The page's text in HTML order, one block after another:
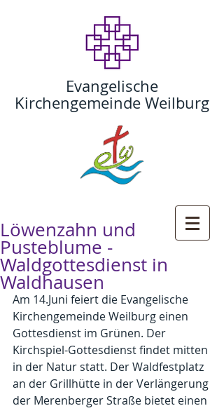
Evangelische
Kirchengemeinde Weilburg
Löwenzahn und
Pusteblume -
Waldgottesdienst in
Waldhausen
Am 14.Juni feiert die Evangelische
Kirchengemeinde Weilburg einen
Gottesdienst im Grünen. Der
Kirchspiel-Gottesdienst findet mitten
in der Natur statt. Der Waldfestplatz
an der Grillhütte in der Verlängerung
der Merenberger Straße bietet einen